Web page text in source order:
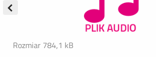
Rozmiar 784,1 kB